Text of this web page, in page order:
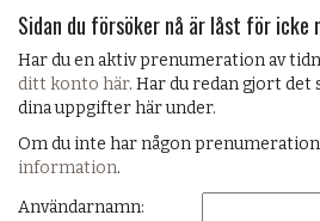
Sidan du försöker nå är låst för icke
Har du en aktiv prenumeration av
ditt konto här. Har du redan gjort det
dina uppgifter här under.
Om du inte har någon prenumeration
information.
Användarnamn: